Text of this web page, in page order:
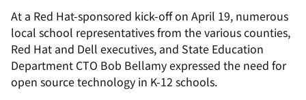
At a Red Hat-sponsored kick-off on April 19, numerous
local school representatives from the various counties,
Red Hat and Dell executives, and State Education
Department CTO Bob Bellamy expressed the need for
open source technology in K-12 schools.